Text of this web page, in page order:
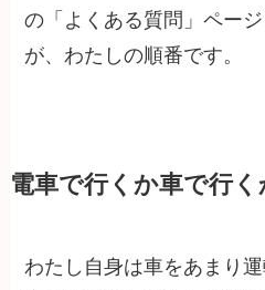
の「よくある質問」ペー
が、わたしの順番です。
電車で行くか車で行
わたし自身は車をあまり